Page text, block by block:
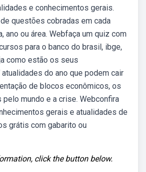
e conhecimentos gerais.
questões cobradas em cada
ano ou área. Webfaça um quiz com
para o banco do brasil, ibge,
como estão os seus
do ano que podem cair
de blocos econômicos, os
mundo e a crise. Webconfira
gerais e atualidades de
grátis com gabarito ou
click the button below.